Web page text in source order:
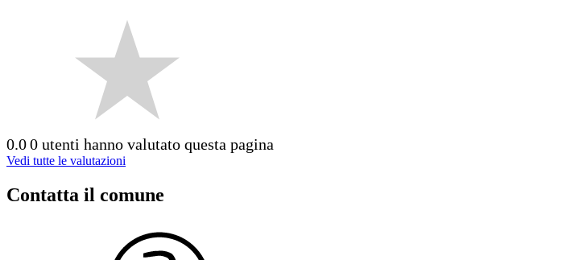
0.00 utenti hanno valutato questa pagina
Vedi tutte le valutazioni
Contatta il comune